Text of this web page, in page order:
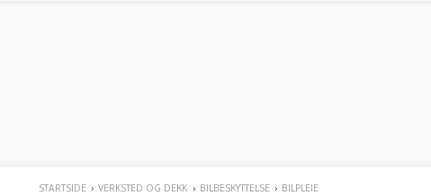
STARTSIDE VERKSTED OG DEKK BILBESKYTTELSE BILPLEIE